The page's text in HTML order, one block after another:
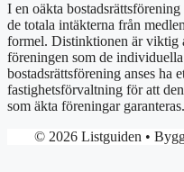
I en oäkta
de totala intäkterna från
formel. Distinktionen är viktig
föreningen som de
bostadsrättsförening anses ha
fastighetsförvaltning för att
som äkta föreningar garanteras.
© 2026 Listguiden •